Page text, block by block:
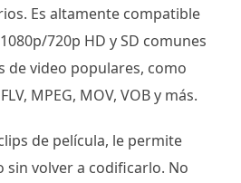
Es altamente compatible
720p HD y SD comunes
de video populares, como
MPEG, MOV, VOB y más.
de película, le permite
volver a codificarlo. No